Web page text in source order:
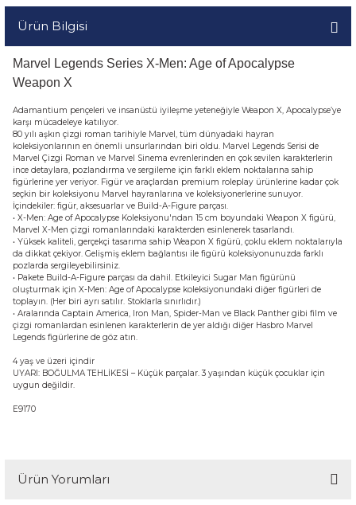
Ürün Bilgisi
Marvel Legends Series X-Men: Age of Apocalypse
Weapon X
Adamantium pençeleri ve insanüstü iyileşme yeteneğiyle Weapon X, Apocalypse’ye
karşı mücadeleye katılıyor.
80 yılı aşkın çizgi roman tarihiyle Marvel, tüm dünyadaki hayran
koleksiyonlarının en önemli unsurlarından biri oldu. Marvel Legends Serisi de
Marvel Çizgi Roman ve Marvel Sinema evrenlerinden en çok sevilen karakterlerin
ince detaylara, pozlandırma ve sergileme için farklı eklem noktalarına sahip
figürlerine yer veriyor. Figür ve araçlardan premium roleplay ürünlerine kadar çok
seçkin bir koleksiyonu Marvel hayranlarına ve koleksiyonerlerine sunuyor.
İçindekiler: figür, aksesuarlar ve Build-A-Figure parçası.
• X-Men: Age of Apocalypse Koleksiyonu'ndan 15 cm boyundaki Weapon X figürü,
Marvel X-Men çizgi romanlarındaki karakterden esinlenerek tasarlandı.
• Yüksek kaliteli, gerçekçi tasarıma sahip Weapon X figürü, çoklu eklem noktalarıyla
da dikkat çekiyor. Gelişmiş eklem bağlantısı ile figürü koleksiyonunuzda farklı
pozlarda sergileyebilirsiniz.
• Pakete Build-A-Figure parçası da dahil. Etkileyici Sugar Man figürünü
oluşturmak için X-Men: Age of Apocalypse koleksiyonundaki diğer figürleri de
toplayın. (Her biri ayrı satılır. Stoklarla sınırlıdır.)
• Aralarında Captain America, Iron Man, Spider-Man ve Black Panther gibi film ve
çizgi romanlardan esinlenen karakterlerin de yer aldığı diğer Hasbro Marvel
Legends figürlerine de göz atın.
4 yaş ve üzeri içindir
UYARI: BOĞULMA TEHLİKESİ – Küçük parçalar. 3 yaşından küçük çocuklar için
uygun değildir.
E9170
Ürün Yorumları